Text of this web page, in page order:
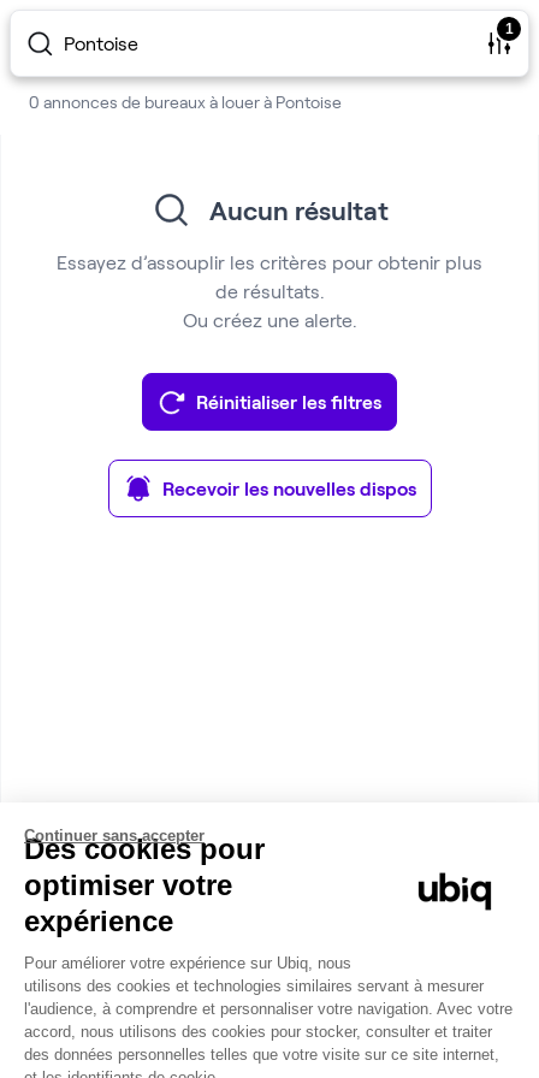
Pontoise
1
0 annonces de bureaux à louer à Pontoise
Aucun résultat
Essayez d’assouplir les critères pour obtenir plus
de résultats.
Ou créez une alerte.
Réinitialiser les filtres
Recevoir les nouvelles dispos
Accueil Location bureaux Pontoise
Continuer sans accepter
Des cookies pour
optimiser votre
expérience
Pour améliorer votre expérience sur Ubiq, nous
utilisons des cookies et technologies similaires servant à mesurer
l'audience, à comprendre et personnaliser votre navigation. Avec votre
accord, nous utilisons des cookies pour stocker, consulter et traiter
des données personnelles telles que votre visite sur ce site internet,